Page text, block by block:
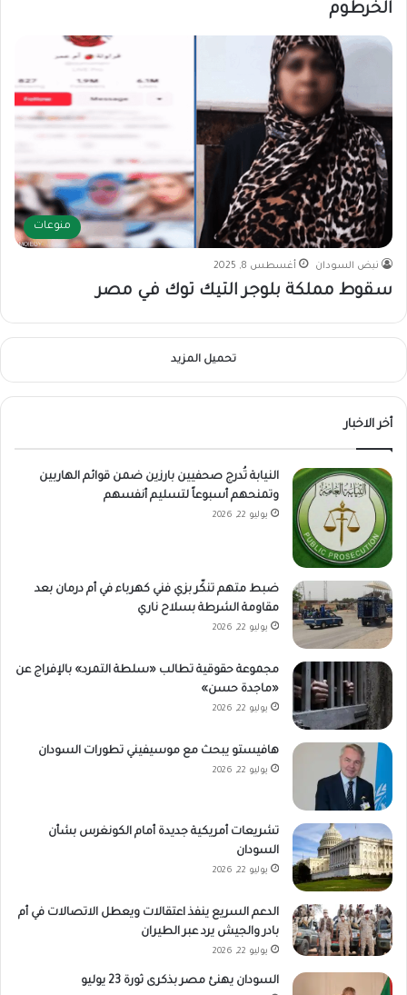
الخرطوم
منوعات
نبض السودان أغسطس 8, 2025
سقوط مملكة بلوجر التيك توك في مصر
تحميل المزيد
أخر الاخبار
النيابة تُدرج صحفيين بارزين ضمن قوائم الهاربين
وتمنحهم أسبوعاً لتسليم أنفسهم
يوليو 22, 2026
ضبط متهم تنكّر بزي فني كهرباء في أم درمان بعد
مقاومة الشرطة بسلاح ناري
يوليو 22, 2026
مجموعة حقوقية تطالب «سلطة التمرد» بالإفراج عن
«ماجدة حسن»
يوليو 22, 2026
هافيستو يبحث مع موسيفيني تطورات السودان
يوليو 22, 2026
تشريعات أمريكية جديدة أمام الكونغرس بشأن
السودان
يوليو 22, 2026
الدعم السريع ينفذ اعتقالات ويعطل الاتصالات في أم
بادر والجيش يرد عبر الطيران
يوليو 22, 2026
السودان يهنئ مصر بذكرى ثورة 23 يوليو